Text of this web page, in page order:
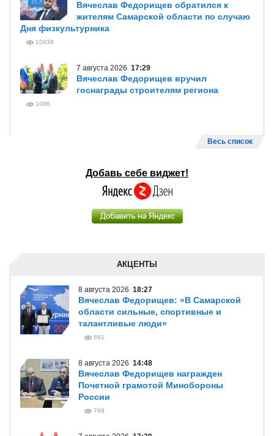
Вячеслав Федорищев обратился к
жителям Самарской области по случаю
Дня физкультурника
10938
7 августа 2026 17:29
Вячеслав Федорищев вручил
госнаграды строителям региона
1086
Весь список
Добавь себе виджет!
АКЦЕНТЫ
8 августа 2026 18:27
Вячеслав Федорищев: «В Самарской
области сильные, спортивные и
талантливые люди»
661
8 августа 2026 14:48
Вячеслав Федорищев награжден
Почетной грамотой Минобороны
России
768